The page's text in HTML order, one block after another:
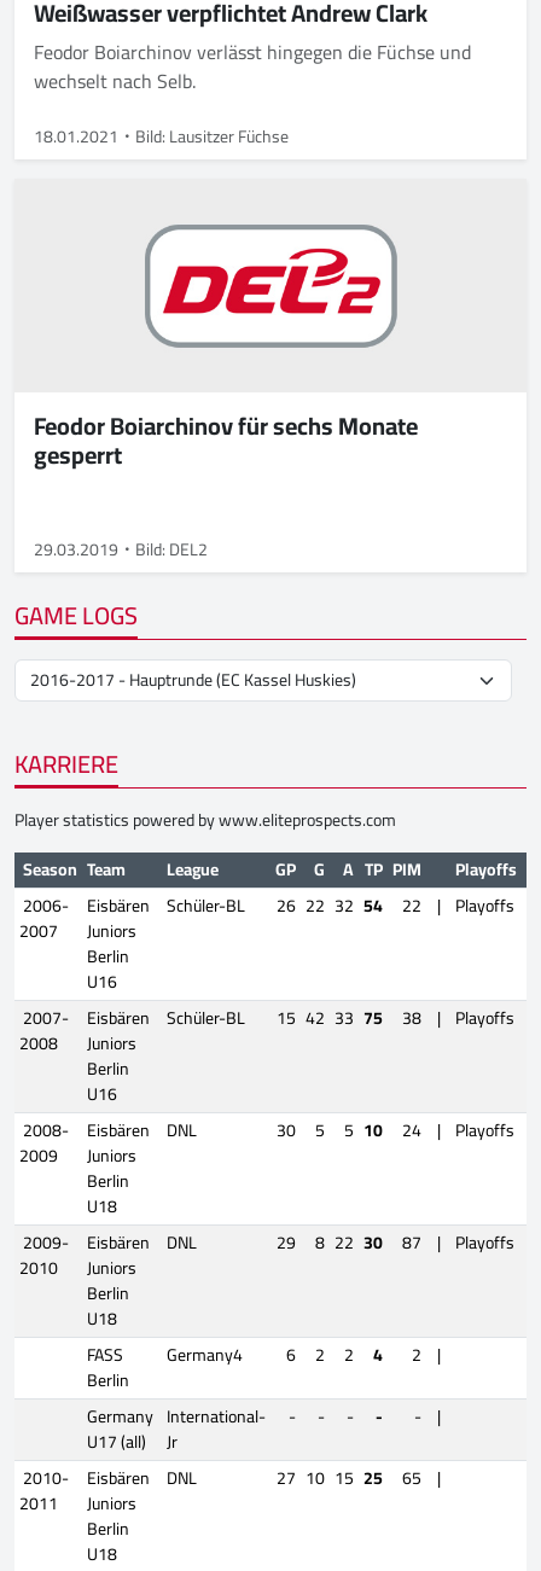
Weißwasser verpflichtet Andrew Clark
Feodor Boiarchinov verlässt hingegen die Füchse und
wechselt nach Selb.
18.01.2021 Bild: Lausitzer Füchse
Feodor Boiarchinov für sechs Monate
gesperrt
29.03.2019 Bild: DEL2
GAME LOGS
KARRIERE
Player statistics powered bywww.eliteprospects.com
Season Team League GP G A TP PIM
Playoffs
2006-
2007
Eisbären
Juniors
Berlin
U16
Schüler-BL 26 22 32 54 22 | Playoffs
2007-
2008
Eisbären
Juniors
Berlin
U16
Schüler-BL 15 42 33 75 38 | Playoffs
2008-
2009
Eisbären
Juniors
Berlin
U18
DNL 30 5 5 10 24 | Playoffs
2009-
2010
Eisbären
Juniors
Berlin
U18
DNL 29 8 22 30 87 | Playoffs
FASS
Berlin
Germany4 6 2 2 4 2 |
Germany
U17 (all)
International-
Jr
- - - - - |
2010-
2011
Eisbären
Juniors
Berlin
U18
DNL 27 10 15 25 65 |